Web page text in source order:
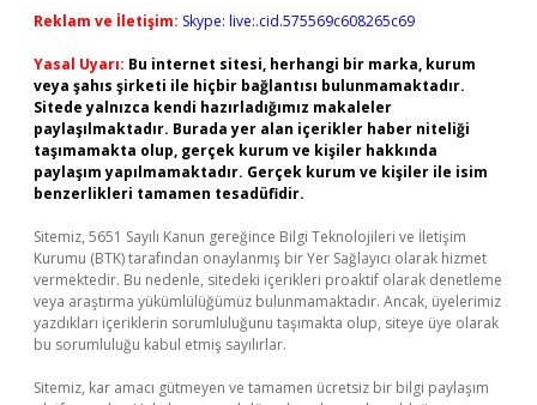
Reklam ve İletişim: Skype: live:.cid.575569c608265c69
Yasal Uyarı: Bu internet sitesi, herhangi bir marka, kurum
veya şahıs şirketi ile hiçbir bağlantısı bulunmamaktadır.
Sitede yalnızca kendi hazırladığımız makaleler
paylaşılmaktadır. Burada yer alan içerikler haber niteliği
taşımamakta olup, gerçek kurum ve kişiler hakkında
paylaşım yapılmamaktadır. Gerçek kurum ve kişiler ile isim
benzerlikleri tamamen tesadüfidir.
Sitemiz, 5651 Sayılı Kanun gereğince Bilgi Teknolojileri ve İletişim
Kurumu (BTK) tarafından onaylanmış bir Yer Sağlayıcı olarak hizmet
vermektedir. Bu nedenle, sitedeki içerikleri proaktif olarak denetleme
veya araştırma yükümlülüğümüz bulunmamaktadır. Ancak, üyelerimiz
yazdıkları içeriklerin sorumluluğunu taşımakta olup, siteye üye olarak
bu sorumluluğu kabul etmiş sayılırlar.
Sitemiz, kar amacı gütmeyen ve tamamen ücretsiz bir bilgi paylaşım